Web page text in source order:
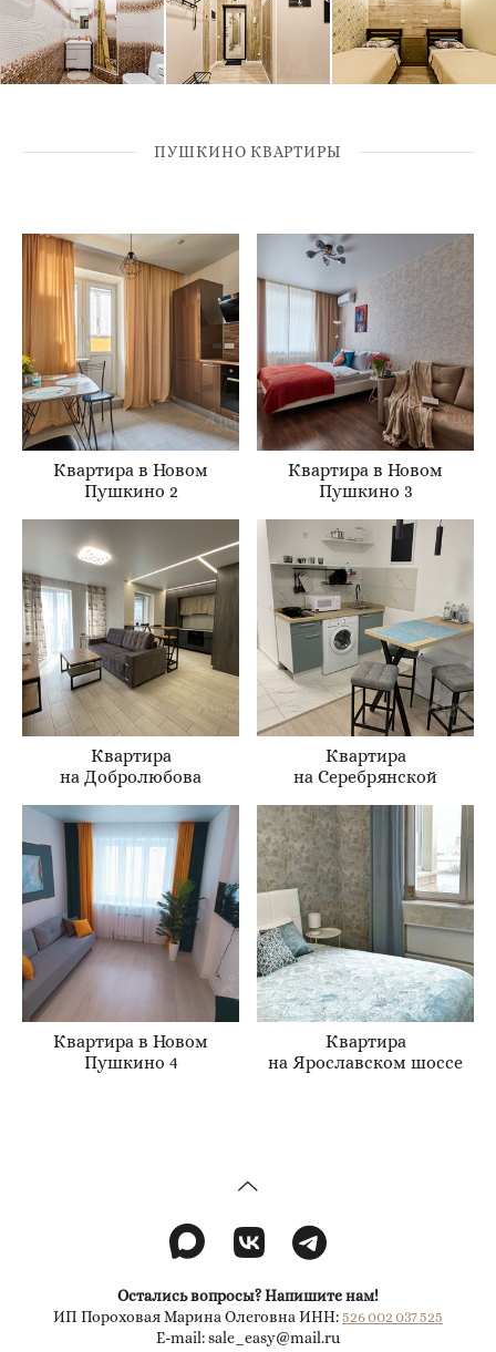
ПУШКИНО КВАРТИРЫ
Квартира в Новом
Пушкино 2
Квартира в Новом
Пушкино 3
Квартира
на Добролюбова
Квартира
на Серебрянской
Квартира в Новом
Пушкино 4
Квартира
на Ярославском шоссе
Остались вопросы? Напишите нам!
ИП Пороховая Марина Олеговна ИНН:526 002 037 525
E-mail: sale_easy@mail.ru